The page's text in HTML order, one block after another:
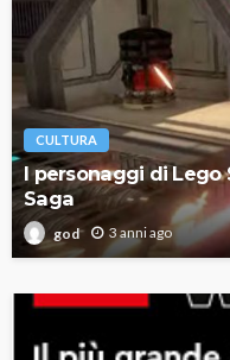
CULTURA
I personaggi di Lego
Saga
god 3 anni ago